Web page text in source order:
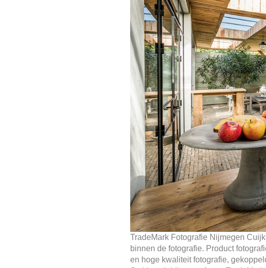
TradeMark Fotografie Nijmegen
binnen de fotografie. Product
en hoge kwaliteit fotografie,